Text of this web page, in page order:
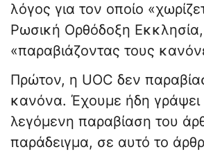
λόγος για τον οποίο
Ρωσική Ορθόδοξη Εκκλησία,
«παραβιάζοντας τους
Πρώτον, η UOC δεν
κανόνα. Έχουμε ήδη γράψει
λεγόμενη παραβίαση του
παράδειγμα, σε αυτό το